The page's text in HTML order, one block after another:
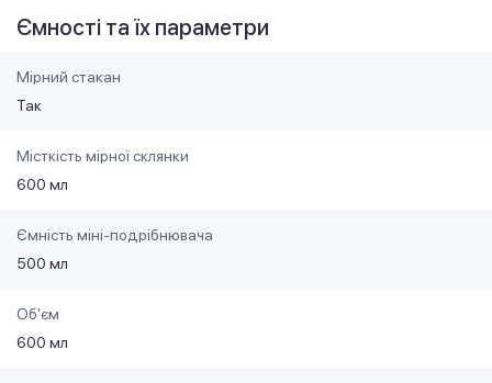
Ємності та їх параметри
Мірний стакан
Так
Місткість мірної склянки
600 мл
Ємність міні-подрібнювача
500 мл
Об'єм
600 мл